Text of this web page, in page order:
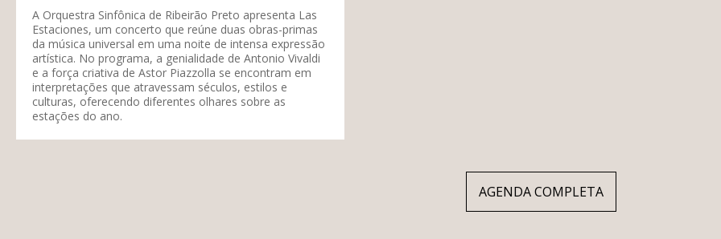
A Orquestra Sinfônica de Ribeirão Preto apresenta Las
Estaciones, um concerto que reúne duas obras-primas
da música universal em uma noite de intensa expressão
artística. No programa, a genialidade de Antonio Vivaldi
e a força criativa de Astor Piazzolla se encontram em
interpretações que atravessam séculos, estilos e
culturas, oferecendo diferentes olhares sobre as
estações do ano.
AGENDA COMPLETA